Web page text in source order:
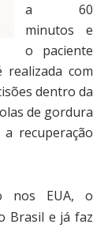
a 60
minutos e
o paciente
com
dentro da
de gordura
recuperação
nos EUA, o
Brasil e já faz